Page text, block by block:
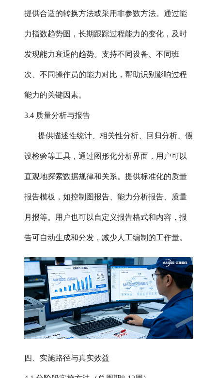
提供合适的转换方法或采用非参数方法。通过能
力指数趋势图，长期跟踪过程能力的变化，及时
发现能力衰退的趋势。支持不同设备、不同班
次、不同操作员的能力对比，帮助识别影响过程
能力的关键因素。
3.4 质量分析与报告
提供描述性统计、相关性分析、回归分析、假
设检验等工具，通过图形化分析界面，用户可以
直观地探索数据规律和关系。提供标准化的质量
报告模板，如控制图报告、能力分析报告、质量
月报等。用户也可以自定义报告格式和内容，报
告可自动生成和分发，减少人工编制的工作量。
四、实施路径与真实效益